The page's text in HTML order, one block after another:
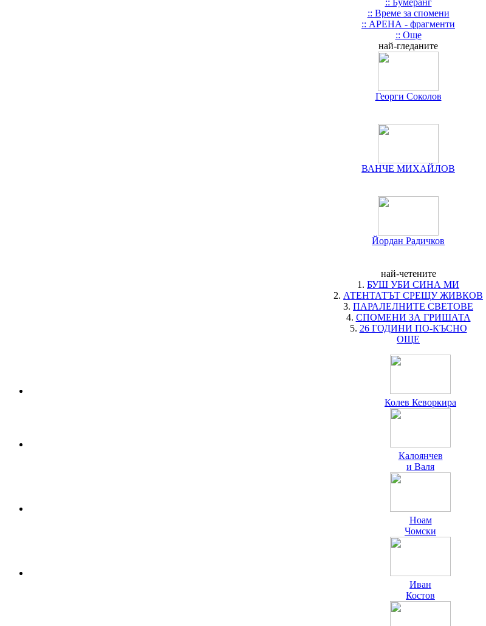
:: Бумеранг
:: Време за спомени
:: АРЕНА - фрагменти
:: Още
най-гледаните
Георги Соколов
ВАНЧЕ МИХАЙЛОВ
Йордан Радичков
най-четените
1. БУШ УБИ СИНА МИ
2. АТЕНТАТЪТ СРЕЩУ ЖИВКОВ
3. ПАРАЛЕЛНИТЕ СВЕТОВЕ
4. СПОМЕНИ ЗА ГРИШАТА
5. 26 ГОДИНИ ПО-КЪСНО
ОЩЕ
Колев Кеворкира
Калоянчев
и Валя
Ноам
Чомски
Иван
Костов